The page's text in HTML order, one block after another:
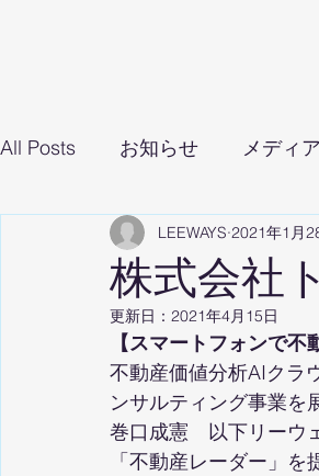
All Posts お知らせ メディ
株式会社
LEEWAYS 2021年1月
更新日： 2021年4月15日
【スマートフォンで
不動産価値分析AIクラ
ンサルティング事業
巻口成憲　以下リーウ
「不動産レーダー」